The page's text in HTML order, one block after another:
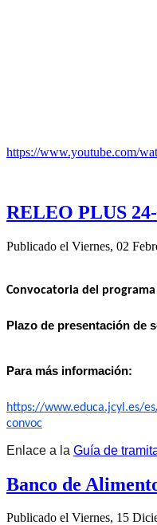
https://www.youtube.com/
RELEO PLUS
Publicado el Viernes, 02
Convocatoria del
Plazo de presentación de
Para más información:
https://www.educa.jcyl.es/
convoc
Enlace a la Guía de
Banco de
Publicado el Viernes, 15